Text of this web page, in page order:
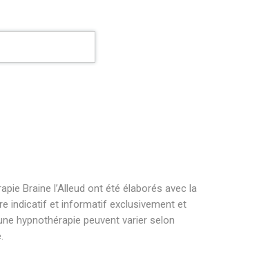
Braine l’Alleud ont été élaborés avec la
indicatif et informatif exclusivement et
hypnothérapie peuvent varier selon